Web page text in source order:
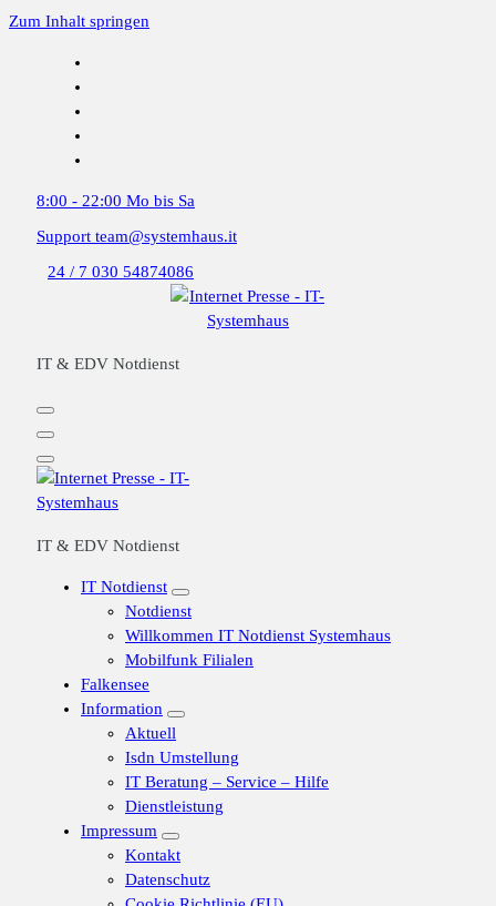
Zum Inhalt springen
8:00 - 22:00 Mo bis Sa
Support team@systemhaus.it
24 / 7 030 54874086
IT & EDV Notdienst
IT & EDV Notdienst
IT Notdienst
Notdienst
Willkommen IT Notdienst Systemhaus
Mobilfunk Filialen
Falkensee
Information
Aktuell
Isdn Umstellung
IT Beratung – Service – Hilfe
Dienstleistung
Impressum
Kontakt
Datenschutz